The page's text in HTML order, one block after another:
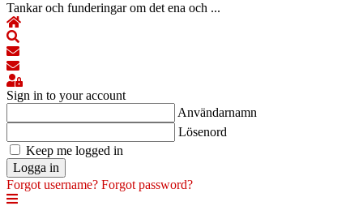
Tankar och funderingar om det ena och ...
Hem
Prenumerera på blogguppdateringar
Avsluta prenumeration på blogg
Sign In
Sign in to your account
Användarnamn
Lösenord
Keep me logged in
Logga in
Forgot username? Forgot password?